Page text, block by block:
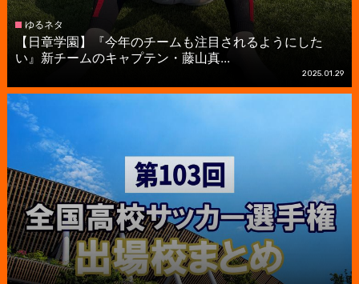
ゆるネタ
【日章学園】『今年のチームも注目されるようにした
い』新チームのキャプテン・藤山真...
2025.01.29